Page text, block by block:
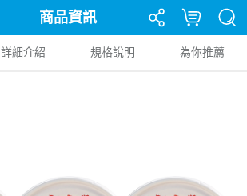
商品資訊
詳細介紹 規格說明 為你推薦